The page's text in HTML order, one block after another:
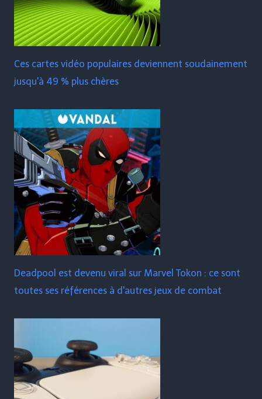
Ces cartes vidéo populaires deviennent soudainement
jusqu'à 49 % plus chères
Deadpool est devenu viral sur Marvel Tokon : ce sont
toutes ses références à d'autres jeux de combat